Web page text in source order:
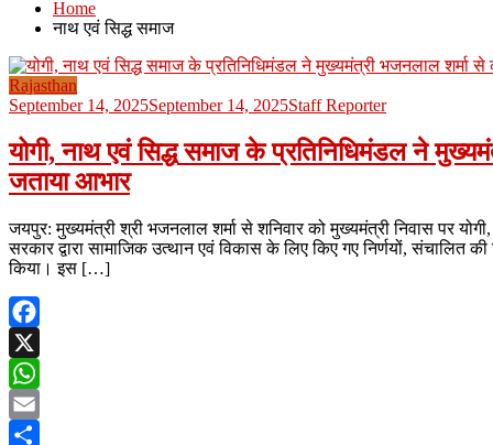
Home
नाथ एवं सिद्ध समाज
Rajasthan
September 14, 2025September 14, 2025Staff Reporter
योगी, नाथ एवं सिद्ध समाज के प्रतिनिधिमंडल ने
जताया आभार
जयपुर: मुख्यमंत्री श्री भजनलाल शर्मा से शनिवार को मुख्यमंत्री निवास पर
सरकार द्वारा सामाजिक उत्थान एवं विकास के लिए किए गए निर्णयों, संचालित
किया। इस […]
Facebook
X
WhatsApp
Email